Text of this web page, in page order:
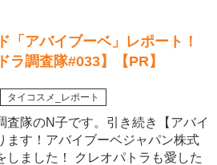
「アバイブーベ」レポート！
ラ調査隊#033】【PR】
タイコスメ_レポート
査隊のN子です。引き続き【アバイ
ます！アバイブーベジャパン株式
しました！ クレオパトラも愛した